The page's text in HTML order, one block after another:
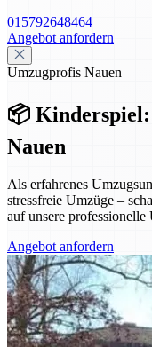
015792648464
Angebot anfordern
Umzugprofis Nauen
📦
Nauen
Als erfahrenes
stressfreie Umzüge –
auf unsere professionelle
Angebot anfordern